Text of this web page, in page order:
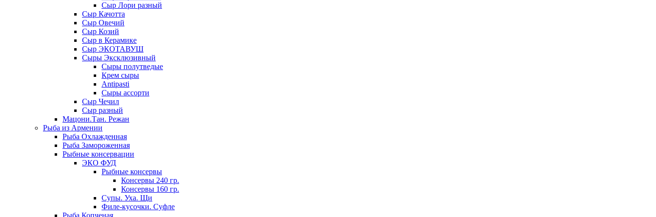
Сыр Лори разный
Сыр Качотта
Сыр Овечий
Сыр Козий
Сыр в Керамике
Сыр ЭКОТАВУШ
Сыры Эксклюзивный
Сыры полутведые
Крем сыры
Antipasti
Сыры ассорти
Сыр Чечил
Сыр разный
Мацони.Тан. Режан
Рыба из Армении
Рыба Охлажденная
Рыба Замороженная
Рыбные консервации
ЭКО ФУД
Рыбные консервы
Консервы 240 гр.
Консервы 160 гр.
Супы. Уха. Щи
Филе-кусочки. Суфле
Рыба Копченая